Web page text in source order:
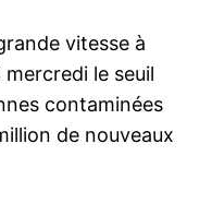
vitesse à
le seuil
contaminées
de nouveaux